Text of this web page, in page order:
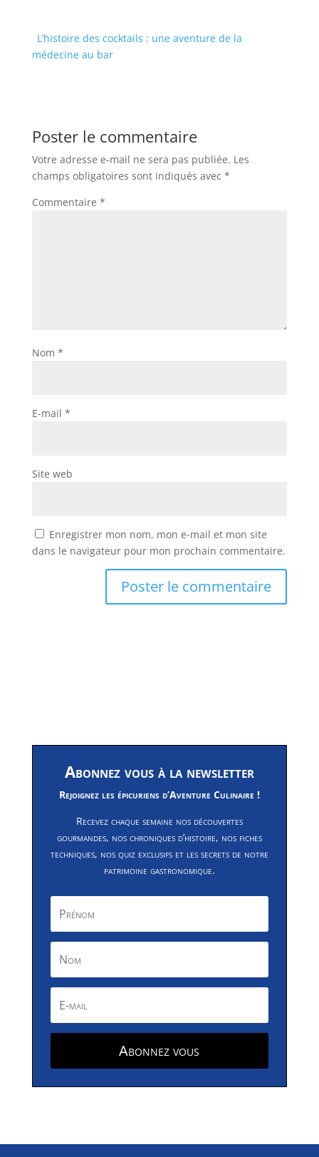
L’histoire des cocktails : une aventure de la
médecine au bar
Poster le commentaire
Votre adresse e-mail ne sera pas publiée. Les
champs obligatoires sont indiqués avec *
Commentaire *
Nom *
E-mail *
Site web
Enregistrer mon nom, mon e-mail et mon site
dans le navigateur pour mon prochain commentaire.
Abonnez vous à la newsletter
Rejoignez les épicuriens d’Aventure Culinaire !
Recevez chaque semaine nos découvertes
gourmandes, nos chroniques d’histoire, nos fiches
techniques, nos quiz exclusifs et les secrets de notre
patrimoine gastronomique.
Abonnez vous